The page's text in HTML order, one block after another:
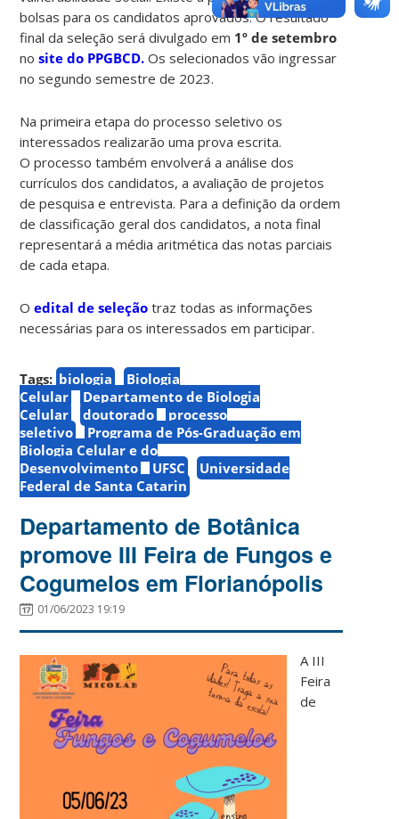
bolsas para os candidatos aprovados. O resultado
final da seleção será divulgado em 1º de setembro
no site do PPGBCD. Os selecionados vão ingressar
no segundo semestre de 2023.
Na primeira etapa do processo seletivo os
interessados realizarão uma prova escrita.
O processo também envolverá a análise dos
currículos dos candidatos, a avaliação de projetos
de pesquisa e entrevista. Para a definição da ordem
de classificação geral dos candidatos, a nota final
representará a média aritmética das notas parciais
de cada etapa.
Oedital de seleçãotraz todas as informações
necessárias para os interessados em participar.
Tags: biologia
Biologia
Celular
Departamento de Biologia
Celular
doutorado
processo
seletivo
Programa de Pós-Graduação em
Biologia Celular e do
Desenvolvimento
UFSC
Universidade
Federal de Santa Catarin
Departamento de Botânica
promove III Feira de Fungos e
Cogumelos em Florianópolis
01/06/2023 19:19
A III
Feira
de